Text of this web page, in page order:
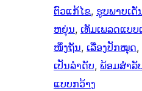
ຕົວແກ້ໄຂ, ຮູບພາບເດັ່
ຫຍຸ່ນ, ເທັມເພລດແບ
ໜຶ່ງຖັນ, ເລື່ອງປັກໝຸດ,
ເປັນລຳດັບ, ພ້ອມສຳລັ
ແບບກວ້າງ